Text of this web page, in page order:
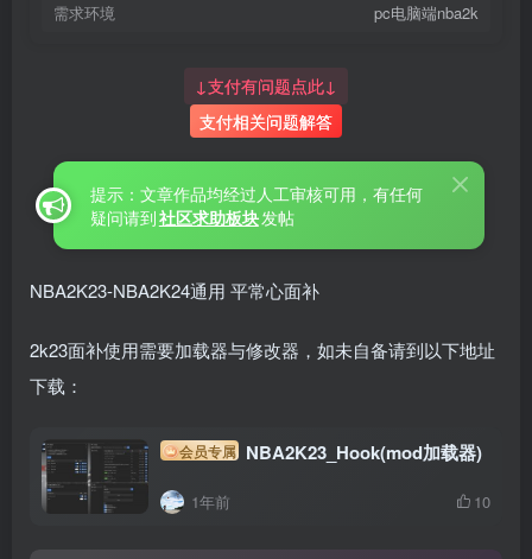
需求环境 pc电脑端nba2k
↓支付有问题点此↓
支付相关问题解答
提示：文章作品均经过人工审核可用，有任何
疑问请到社区求助板块发帖
NBA2K23-NBA2K24通用 平常心面补
2k23面补使用需要加载器与修改器，如未自备请到以下地址
下载：
会员专属 NBA2K23_Hook(mod加载器)
1年前 10